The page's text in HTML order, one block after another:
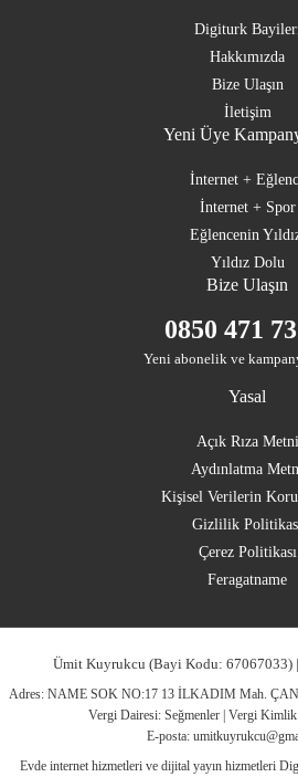
Digiturk
Hakkımızda
Bize Ulaşın
İletişim
Yeni Üye
İnternet +
İnternet + Spor
Eğlencenin
Yıldız Dolu
Bize Ulaşın
0850 471
Yeni abonelik ve
Yasal
Açık Rıza Metni
Aydınlatma
Kişisel Verilerin
Gizlilik
Çerez Politikası
Feragatname
Ümit Kuyrukcu (Bayi Kodu: 67067033) |
Adres: NAME SOK NO:17 13 İLKADIM Mah.
Vergi Dairesi: Seğmenler | Vergi
E-posta:
Evde internet hizmetleri ve dijital yayın hizmetleri